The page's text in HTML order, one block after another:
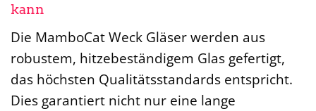
kann
Die MamboCat Weck Gläser werden aus
robustem, hitzebeständigem Glas gefertigt,
das höchsten Qualitätsstandards entspricht.
Dies garantiert nicht nur eine lange